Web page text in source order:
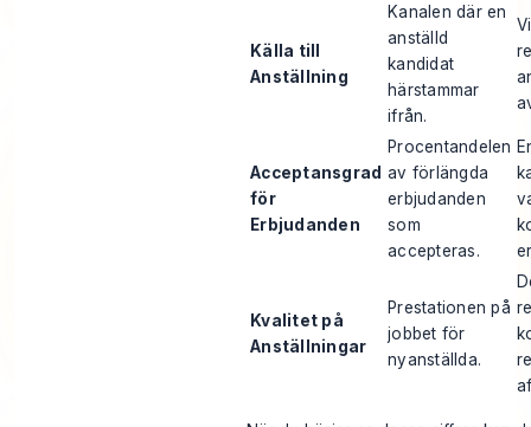
Källa till
Anställning
Kanalen där en
anställd
kandidat
härstammar
ifrån.
Acceptansgrad
för
Erbjudanden
Procentandelen
av förlängda
erbjudanden
som
accepteras.
Kvalitet på
Anställningar
Prestationen på
jobbet för
nyanställda.